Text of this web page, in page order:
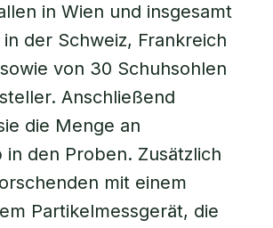
in Wien und insgesamt
der Schweiz, Frankreich
von 30 Schuhsohlen
Anschließend
die Menge an
in den Proben. Zusätzlich
mit einem
Partikelmessgerät, die